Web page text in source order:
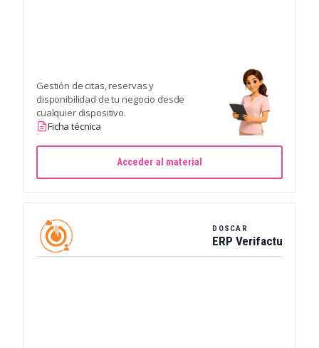
Gestión de citas, reservas y
disponibilidad de tu negocio desde
cualquier dispositivo.
Ficha técnica
Acceder al material
DOSCAR
ERP Verifactu